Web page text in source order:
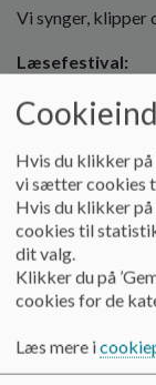
Vi synger, klipper
Læsefestival:
Torsdagen før
skolen.
En fælles dag
Geopark Det
I dagene op til
Hør mere herom i
Sidste skoledag
Hvis du klikker på
vi sætter cookies
Hvis du klikker på
cookies til
dit valg.
Klikker du på
cookies for de
Læs mere i